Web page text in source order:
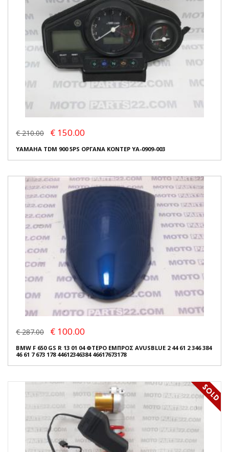
€ 210.00 € 150.00
YAMAHA TDM 900 5PS ΟΡΓΑΝΑ ΚΟΝΤΕΡ YA-0909-003
€ 287.00 € 100.00
BMW F 650 GS R 13 01 04 ΦΤΕΡΟ ΕΜΠΡΟΣ AVUSBLUE 2 44 61 2 346 384
46 61 7 673 178 44612346384 46617673178